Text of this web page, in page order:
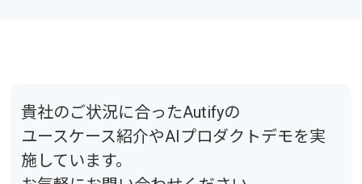
貴社のご状況に合ったAutifyの
ユースケース紹介やAIプロダクトデモを実
施しています。